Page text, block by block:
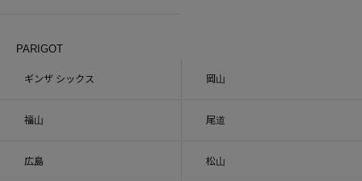
PARIGOT
ギンザ シックス 岡山
福山 尾道
広島 松山